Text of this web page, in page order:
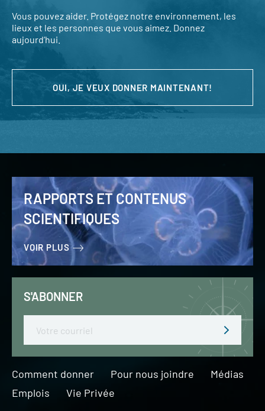
Vous pouvez aider. Protégez notre environnement, les
lieux et les personnes que vous aimez. Donnez
aujourd’hui.
OUI, JE VEUX DONNER MAINTENANT!
RAPPORTS ET CONTENUS
SCIENTIFIQUES
VOIR PLUS
S'ABONNER
Comment donner Pour nous joindre
Médias
Emplois
Vie Privée